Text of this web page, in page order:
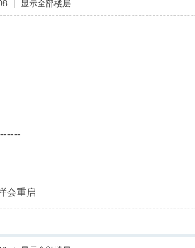
显示全部楼层
会重启